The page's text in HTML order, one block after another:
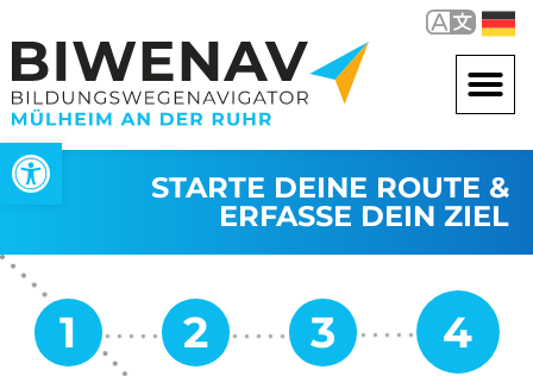
Open toolbar
STARTE DEINE ROUTE &
ERFASSE DEIN ZIEL